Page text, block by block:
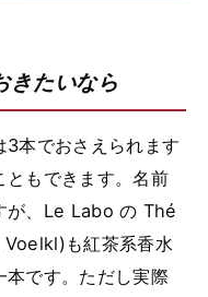
きたいなら
3本でおさえられます
ともできます。名前
が、Le Labo の Thé
も紅茶系香水
本です。ただし実際